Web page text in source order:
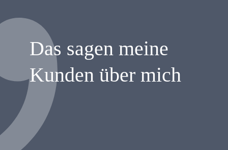
Das sagen meine
Kunden über mich